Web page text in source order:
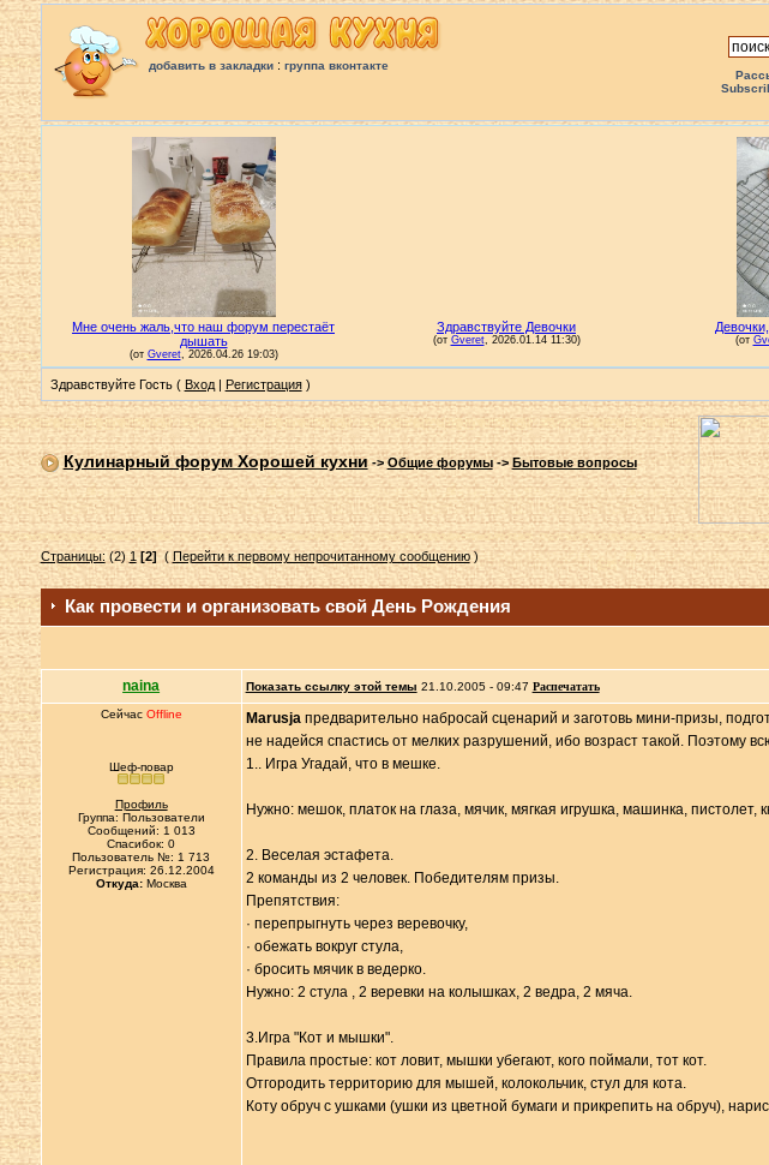
добавить в закладки: группа вконтакте
Здравствуйте Гость ( Вход| Регистрация)
Кулинарный форум Хорошей кухни->Общие форумы-> Бытовые вопросы
Страницы:(2)1 [2]( Перейти к первому непрочитанному сообщению)
Как провести и организовать свой День Рождения
naina Показать ссылку этой темы 21.10.2005 - 09:47 Распечатать
Сейчас Offline
Шеф-повар
Профиль
Группа: Пользователи
Сообщений: 1 013
Спасибок: 0
Пользователь №: 1 713
Регистрация: 26.12.2004
Откуда:Москва
Marusjaпредварительно набросай сценарий и заготовь мини-призы,
не надейся спастись от мелких разрушений, ибо возраст такой. Поэтому
1.. Игра Угадай, что в мешке.
Нужно: мешок, платок на глаза, мячик, мягкая игрушка, машинка,
2. Веселая эстафета.
2 команды из 2 человек. Победителям призы.
Препятствия:
· перепрыгнуть через веревочку,
· обежать вокруг стула,
· бросить мячик в ведерко.
Нужно: 2 стула , 2 веревки на колышках, 2 ведра, 2 мяча.
3.Игра "Кот и мышки".
Правила простые: кот ловит, мышки убегают, кого поймали, тот кот.
Отгородить территорию для мышей, колокольчик, стул для кота.
Коту обруч с ушками (ушки из цветной бумаги и прикрепить на обруч),